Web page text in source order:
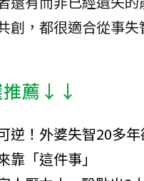
創，都很適合從事失
推薦↓↓
逆！外婆失智20多
靠「這件事」